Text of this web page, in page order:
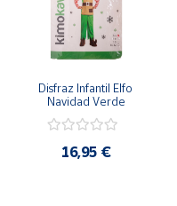
Disfraz Infantil Elfo
Navidad Verde
16,95 €